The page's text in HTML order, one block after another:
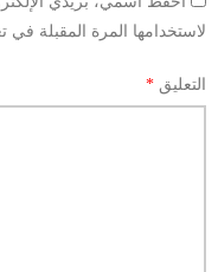
لاستخدامها المرة المقبلة في
التعليق *